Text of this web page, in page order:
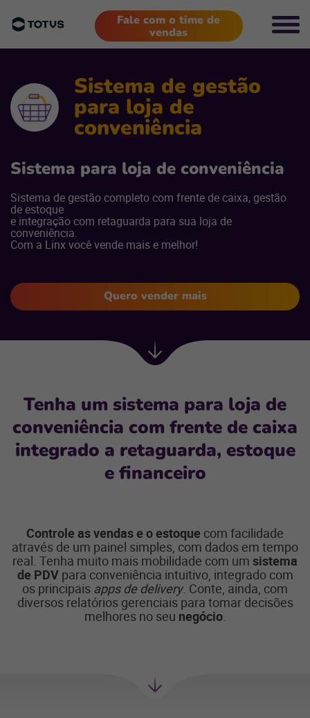
Fale com o time de
vendas
Sistema de gestão
para loja de
conveniência
Sistema para loja de conveniência
Sistema de gestão completo com frente de caixa, gestão
de estoque
e integração com retaguarda para sua loja de
conveniência.
Com a Linx você vende mais e melhor!
Quero vender mais
Tenha um sistema para loja de
conveniência com frente de caixa
integrado a retaguarda, estoque
e financeiro
Controle as vendas e o estoque com facilidade
através de um painel simples, com dados em tempo
real. Tenha muito mais mobilidade com um sistema
de PDVpara conveniência intuitivo, integrado com
os principais apps de delivery. Conte, ainda, com
diversos relatórios gerenciais para tomar decisões
melhores no seu negócio.
Próxima